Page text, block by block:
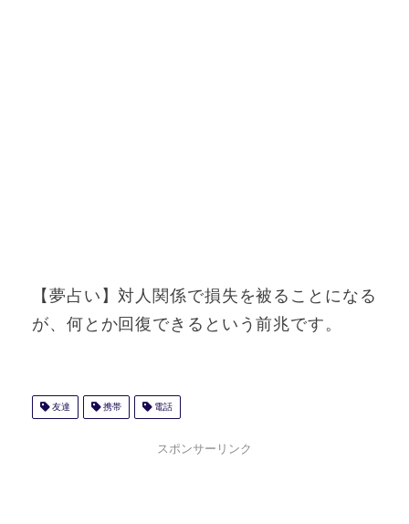
【夢占い】対人関係で損失を被ることになる
が、何とか回復できるという前兆です。
友達 携帯 電話
スポンサーリンク